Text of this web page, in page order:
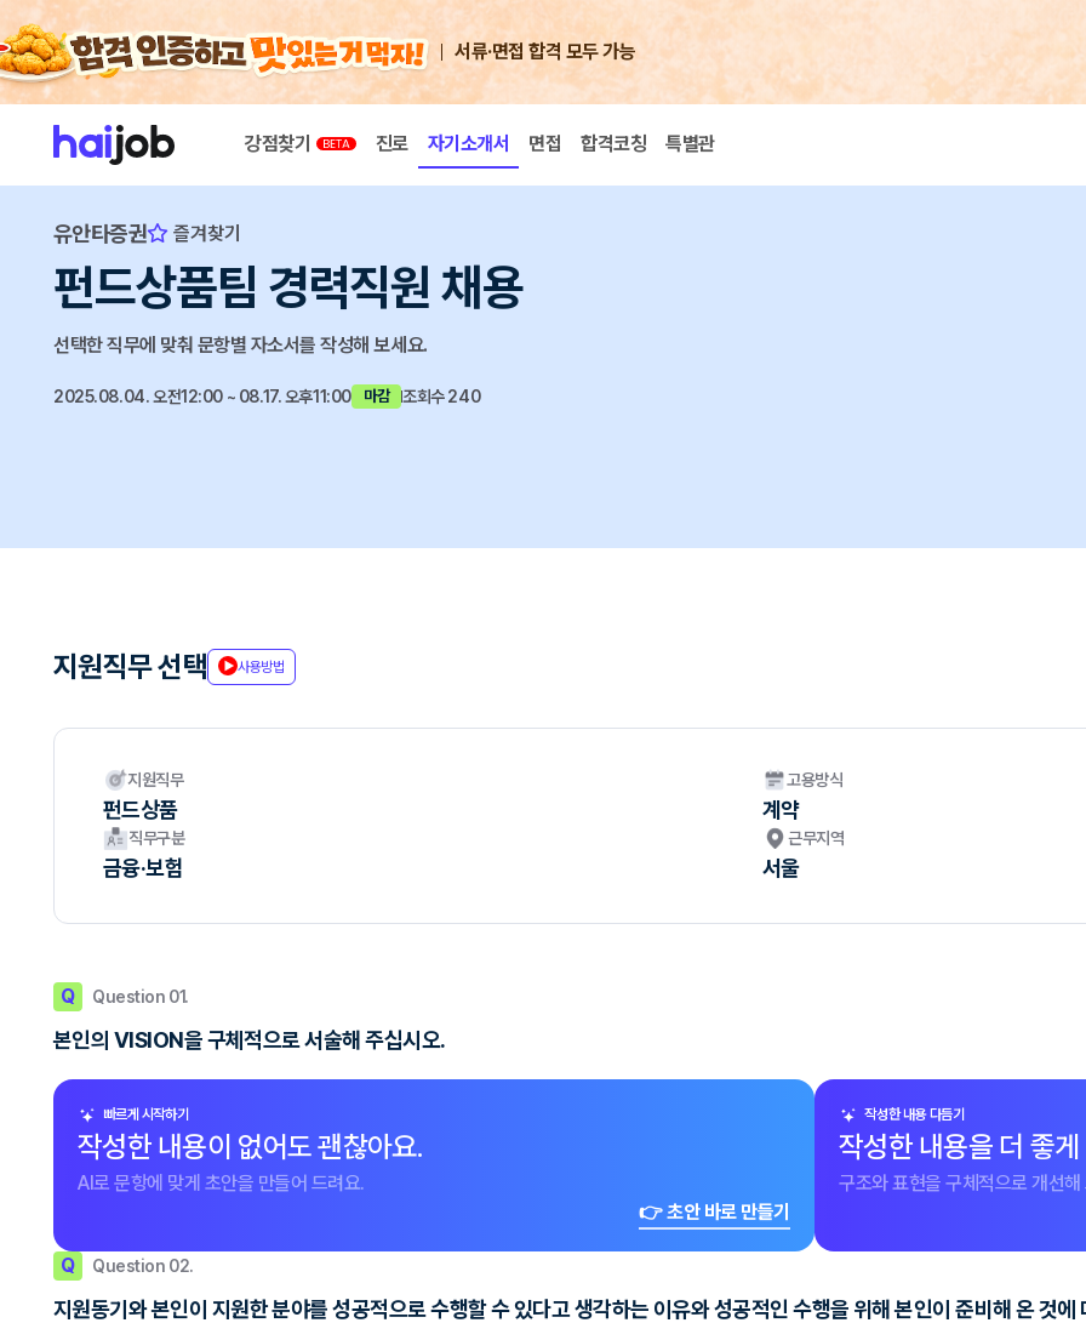
서류·면접 합격 모두 가능
강점찾기 진로 자기소개서 면접 합격코칭 특별관
유안타증권 즐겨찾기
펀드상품팀 경력직원 채용
선택한 직무에 맞춰 문항별 자소서를 작성해 보세요.
2025.08.04. 오전12:00 ~ 08.17. 오후11:00 마감 조회수 240
지원직무 선택 사용방법
지원직무
펀드상품
고용방식
계약
직무구분
금융·보험
근무지역
서울
Q Question 01.
본인의 VISION을 구체적으로 서술해 주십시오.
빠르게 시작하기
작성한 내용이 없어도 괜찮아요.
AI로 문항에 맞게 초안을 만들어 드려요.
👉 초안 바로 만들기
작성한 내용 다듬기
작성한 내용을 더 좋
구조와 표현을 구체적으로 개선해
Q Question 02.
지원동기와 본인이 지원한 분야를 성공적으로 수행할 수 있다고 생각하는 이유와 성공적인 수행을 위해 본인이 준비해 온 것에